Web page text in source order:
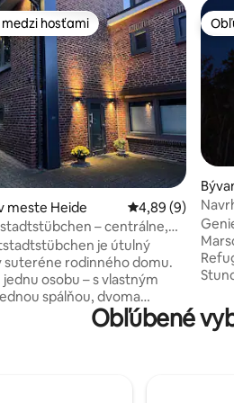
hosťami
hosťami
meste Heide Priemerné
4,89 (9)
– centrálne,
je útulný
suteréne rodinného domu.
osobu – s vlastným
spálňou, dvoma
izbami, aby ste sa mohli
cítiť sa ako doma, ako aj
v
Obľúbené